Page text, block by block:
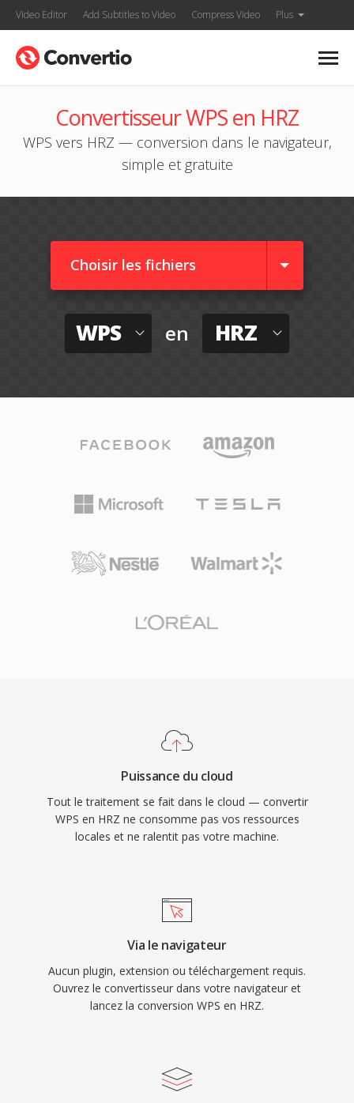
Video Editor Add Subtitles to Video Compress Video Plus
Convertisseur WPS en HRZ
WPS vers HRZ — conversion dans le navigateur,
simple et gratuite
Choisir les fichiers
WPS en HRZ
Puissance du cloud
Tout le traitement se fait dans le cloud — convertir
WPS en HRZ ne consomme pas vos ressources
locales et ne ralentit pas votre machine.
Via le navigateur
Aucun plugin, extension ou téléchargement requis.
Ouvrez le convertisseur dans votre navigateur et
lancez la conversion WPS en HRZ.